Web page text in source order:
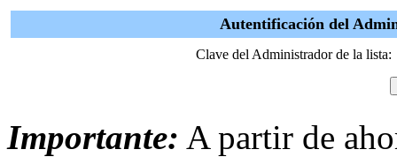
Autentificación del
Clave del Administrador de la lista:
Importante: A partir de